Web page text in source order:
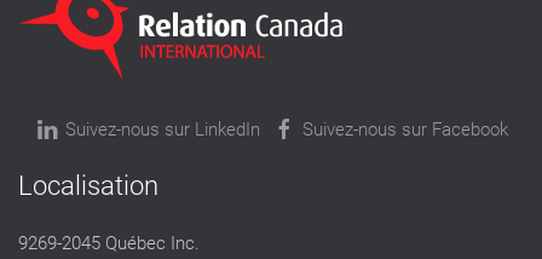
Suivez-nous sur LinkedIn Suivez-nous sur Facebook
Localisation
9269-2045 Québec Inc.